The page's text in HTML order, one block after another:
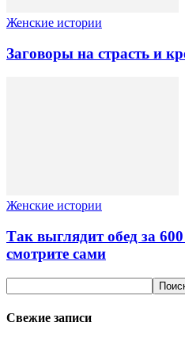
Женские истории
Заговоры на страсть и
Женские истории
Так выглядит обед за
смотрите сами
Свежие записи